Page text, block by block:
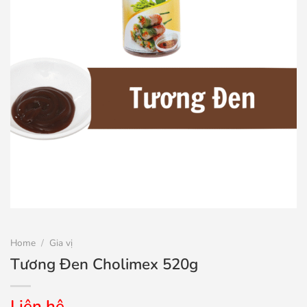
Home / Gia vị
Tương Đen Cholimex 520g